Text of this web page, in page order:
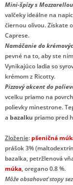
Mini-špízy s
valčeky ideálne na
čiernou olivou. Získate
Caprese.
Namáčanie do
pevné na to, aby ste
Vynikajúco ladia so
krémom z Ricotty.
Pizzový akcent do
vcelku priamo na
polievky minestrone.
a bazalku priamo pred
Zloženie: pšeničná
prášok 3%
bazalka, petržlenová
múka, oregano 0.8 %.
Môže obsahovať stopy